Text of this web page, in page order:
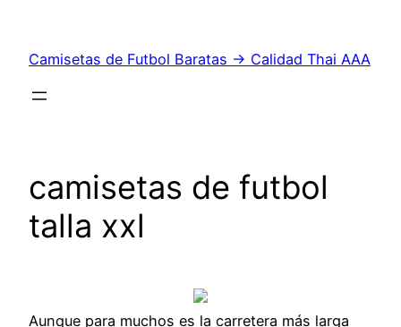
contenido
Camisetas de Futbol Baratas → Calidad Thai AAA
camisetas de futbol
talla xxl
Aunque para muchos es la carretera más larga